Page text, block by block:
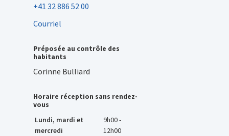
+41 32 886 52 00
Courriel
Préposée au contrôle des
habitants
Corinne Bulliard
Horaire réception sans rendez-
vous
Lundi, mardi et
mercredi
9h00 -
12h00